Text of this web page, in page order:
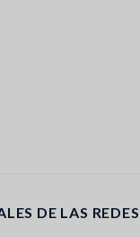
DE LAS